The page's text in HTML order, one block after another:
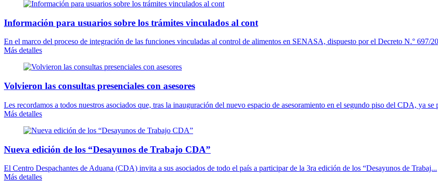
Información para usuarios sobre los trámites vinculados al cont
En el marco del proceso de integración de las funciones vinculadas al control de alimentos en SENASA, dispuesto por el Decreto N.° 697/
Más detalles
Volvieron las consultas presenciales con asesores
Les recordamos a todos nuestros asociados que, tras la inauguración del nuevo espacio de asesoramiento en el segundo piso del CDA, ya se
Más detalles
Nueva edición de los “Desayunos de Trabajo CDA”
El Centro Despachantes de Aduana (CDA) invita a sus asociados de todo el país a participar de la 3ra edición de los “Desayunos de Trabaj...
Más detalles